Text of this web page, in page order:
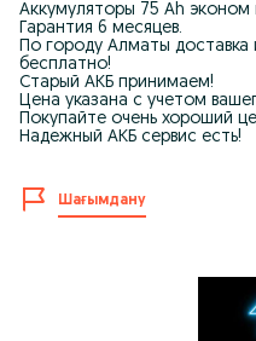
Аккумуляторы 75 Аh эконом
Гарантия 6 месяцев.
По городу Алматы доставка
бесплатно!
Старый АКБ принимаем!
Цена указана с учетом
Покупайте очень хороший
Надежный АКБ сервис есть!
Шағымдану